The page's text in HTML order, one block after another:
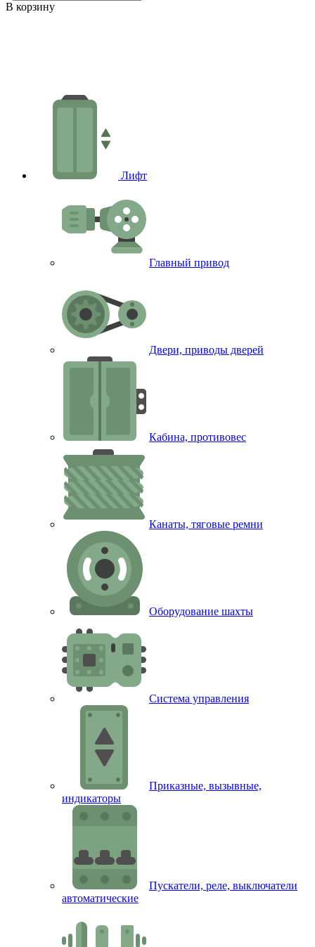
В корзину
Лифт
Главный привод
Двери, приводы дверей
Кабина, противовес
Канаты, тяговые ремни
Оборудование шахты
Система управления
Приказные, вызывные,
индикаторы
Пускатели, реле, выключатели
автоматические